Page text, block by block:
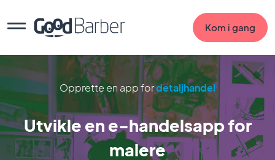
Kom i gang
Opprette en app fordetaljhandel
Utvikle en e-handelsapp for
malere